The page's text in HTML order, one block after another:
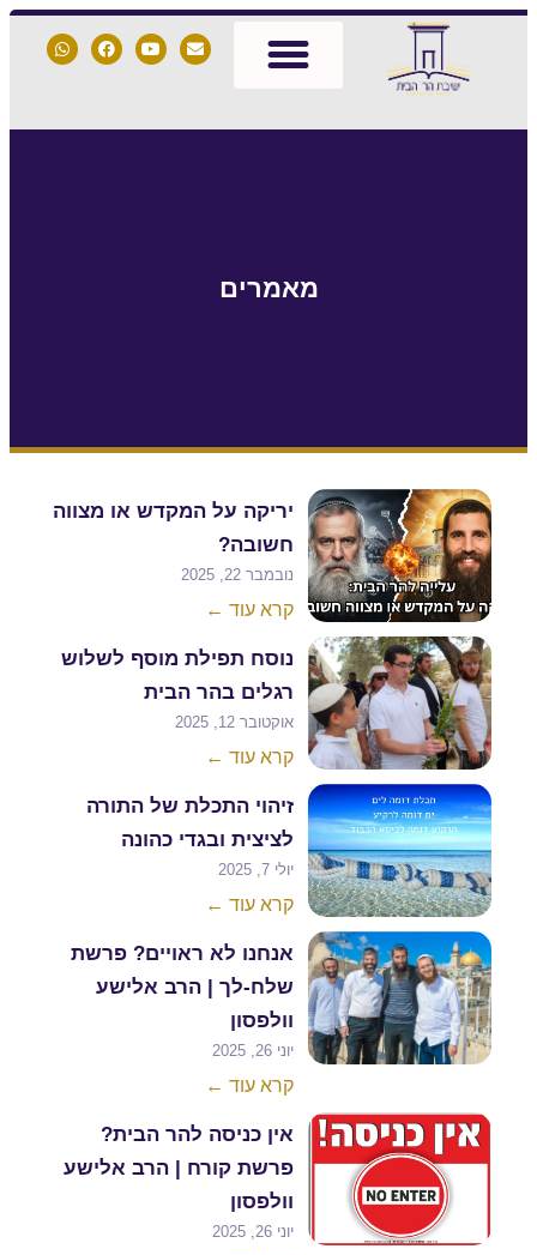
מאמרים
יריקה על המקדש או מצווה
חשובה?
נובמבר 22, 2025
קרא עוד ←
נוסח תפילת מוסף לשלוש
רגלים בהר הבית
אוקטובר 12, 2025
קרא עוד ←
זיהוי התכלת של התורה
לציצית ובגדי כהונה
יולי 7, 2025
קרא עוד ←
אנחנו לא ראויים? פרשת
שלח-לך | הרב אלישע
וולפסון
יוני 26, 2025
קרא עוד ←
אין כניסה להר הבית?
פרשת קורח | הרב אלישע
וולפסון
יוני 26, 2025